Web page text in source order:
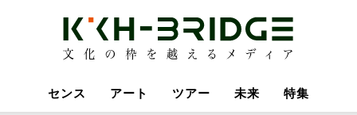
センス アート ツアー 未来 特集